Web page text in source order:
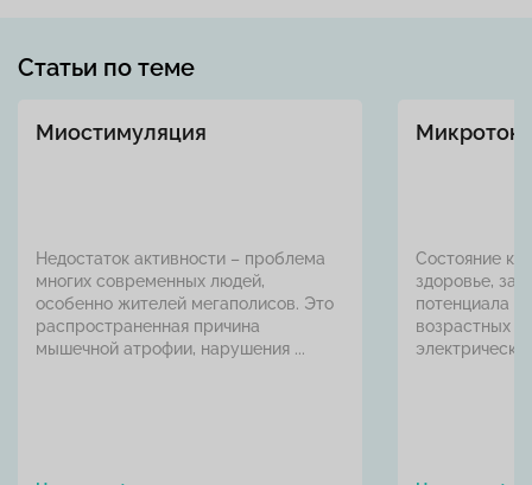
Статьи по теме
Миостимуляция
Недостаток активности – проблема
многих современных людей,
особенно жителей мегаполисов. Это
распространенная причина
мышечной атрофии, нарушения ...
Состояние
здоровье,
потенциала
возрастных